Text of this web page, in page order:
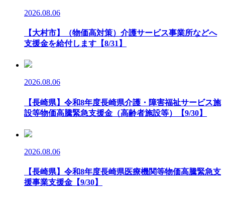
2026.08.06
【大村市】（物価高対策）介護サービス事業所などへ
支援金を給付します【8/31】
2026.08.06
【長崎県】令和8年度長崎県介護・障害福祉サービス施
設等物価高騰緊急支援金（高齢者施設等）【9/30】
2026.08.06
【長崎県】令和8年度長崎県医療機関等物価高騰緊急支
援事業支援金【9/30】